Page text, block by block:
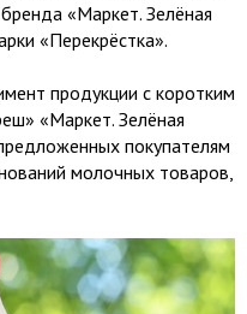
«Маркет. Зелёная
«Перекрёстка».
продукции с коротким
«Маркет. Зелёная
покупателям
молочных товаров,